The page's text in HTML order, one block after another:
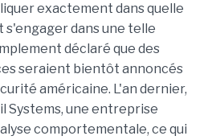
exactement dans quelle
s'engager dans une telle
déclaré que des
seraient bientôt annoncés
américaine. L'an dernier,
Systems, une entreprise
comportementale, ce qui